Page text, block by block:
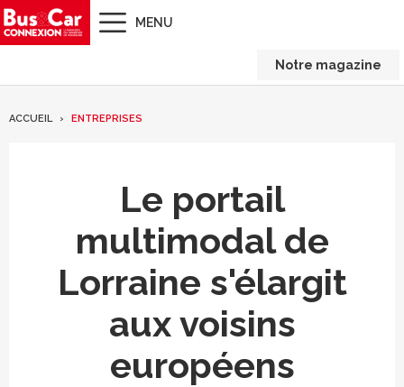
MENU
Notre magazine
ACCUEIL ENTREPRISES
Le portail
multimodal de
Lorraine s'élargit
aux voisins
européens